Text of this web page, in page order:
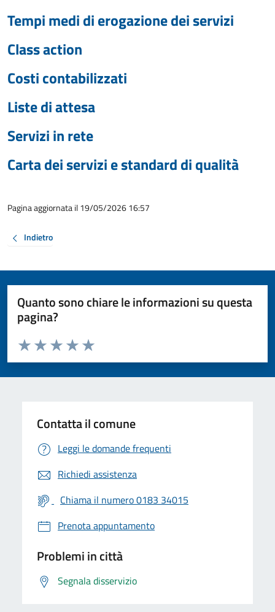
Tempi medi di erogazione dei servizi
Class action
Costi contabilizzati
Liste di attesa
Servizi in rete
Carta dei servizi e standard di qualità
Pagina aggiornata il 19/05/2026 16:57
Indietro
Quanto sono chiare le informazioni su questa
pagina?
Valuta da 1 a 5 stelle la pagina
Valuta 5 stelle su 5
Valuta 4 stelle su 5
Valuta 3 stelle su 5
Valuta 2 stelle su 5
Valuta 1 stelle su 5
Contatta il comune
Leggi le domande frequenti
Richiedi assistenza
Chiama il numero 0183 34015
Prenota appuntamento
Problemi in città
Segnala disservizio